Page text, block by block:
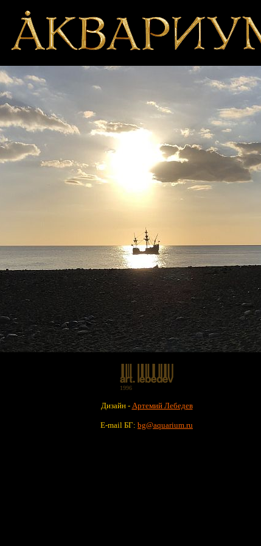
1996
Дизайн - Артемий Лебедев
E-mail БГ: bg@aquarium.ru